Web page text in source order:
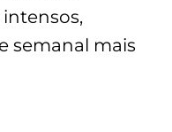
semanal mais